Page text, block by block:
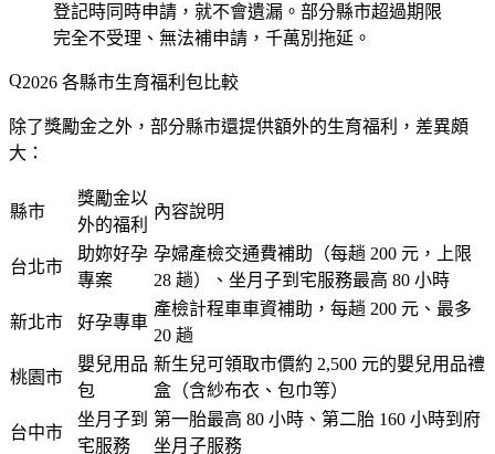
登記時同時申請 ，就不會遺漏。部分縣市超過期限
完全不受理、無法補申請，千萬別拖延。
2026 各縣市生育福利包比較
除了獎勵金之外，部分縣市還提供額外的生育福利，差異頗
大：
縣市
獎勵金以
外的福利
內容說明
台北市
助妳好孕
專案
孕婦產檢交通費補助（每趟 200 元，上限
28 趟）、坐月子到宅服務最高 80 小時
新北市 好孕專車
產檢計程車車資補助，每趟 200 元、最多
20 趟
桃園市
嬰兒用品
包
新生兒可領取市價約 2,500 元的嬰兒用品禮
盒（含紗布衣、包巾等）
台中市
坐月子到
宅服務
第一胎最高 80 小時、第二胎 160 小時到府
坐月子服務